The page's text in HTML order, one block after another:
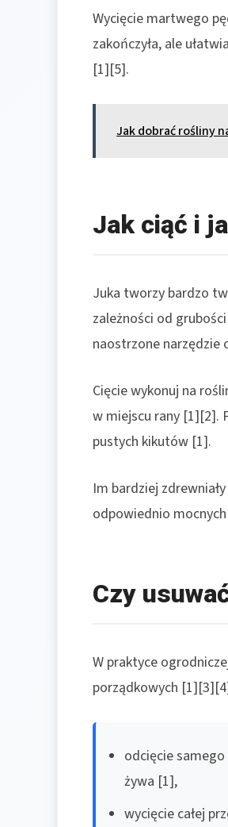
Wycięcie martwego
zakończyła, ale
[1][5].
Jak dobrać rośliny
Jak ciąć i
Juka tworzy bardzo
zależności od
naostrzone narzędzie
Cięcie wykonuj na
w miejscu rany [1][2].
pustych kikutów [1].
Im bardziej
odpowiednio
Czy
W praktyce
porządkowych
odcięcie
żywa [1],
wycięcie całej